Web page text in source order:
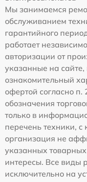
Мы занимаемся
обслуживанием
гарантийного
работает
авторизации от
указанные на сайте,
ознакомительный
офертой согласно
обозначения
только в
перечень техники,
организация не
указанных
интересы. Все виды
исключительно на